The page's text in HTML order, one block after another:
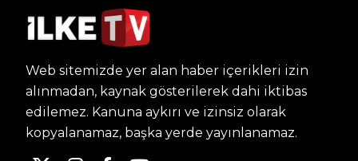
Web sitemizde yer alan haber içerikleri izin
alınmadan, kaynak gösterilerek dahi iktibas
edilemez. Kanuna aykırı ve izinsiz olarak
kopyalanamaz, başka yerde yayınlanamaz.